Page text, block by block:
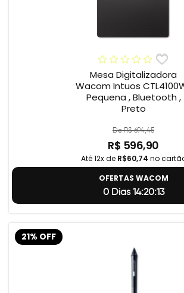
Mesa Digitalizadora
Wacom Intuos
Pequena , Bluetooth ,
Preto
De R$ 694,45
R$ 596,90
Até 12x de R$60,74 no
OFERTAS WACOM
0 Dias 14:20:12
21% OFF